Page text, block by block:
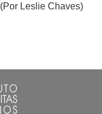
(Por Leslie Chaves)